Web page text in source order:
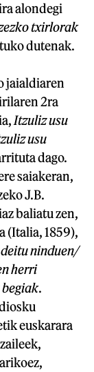
alondegi
txirlorak
dutenak.
jaialdiaren
2ra
Itzuliz usu
usu
dago.
saiakeran,
J.B.
baliatu zen,
(Italia, 1859),
ninduen/
herri
.
euskarara